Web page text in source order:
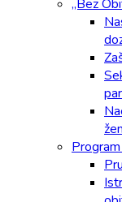
„Bez